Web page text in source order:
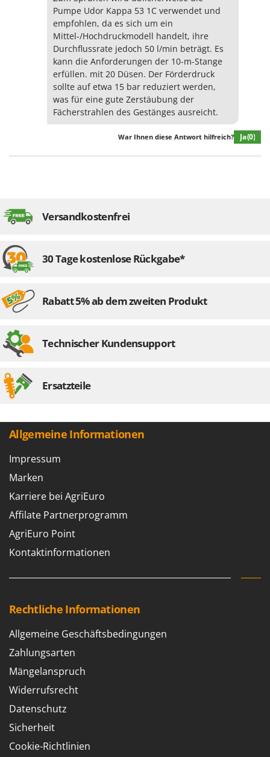
Pumpe Udor Kappa 53 1C verwendet und
empfohlen, da es sich um ein
Mittel-/Hochdruckmodell handelt, ihre
Durchflussrate jedoch 50 l/min beträgt. Es
kann die Anforderungen der 10-m-Stange
erfüllen. mit 20 Düsen. Der Förderdruck
sollte auf etwa 15 bar reduziert werden,
was für eine gute Zerstäubung der
Fächerstrahlen des Gestänges ausreicht.
War Ihnen diese Antwort hilfreich? Ja(0)
Versandkostenfrei
30 Tage kostenlose Rückgabe*
Rabatt 5% ab dem zweiten Produkt
Technischer Kundensupport
Ersatzteile
Allgemeine Informationen
Impressum
Marken
Karriere bei AgriEuro
Affilate Partnerprogramm
AgriEuro Point
Kontaktinformationen
Rechtliche Informationen
Allgemeine Geschäftsbedingungen
Zahlungsarten
Mängelanspruch
Widerrufsrecht
Datenschutz
Sicherheit
Cookie-Richtlinien